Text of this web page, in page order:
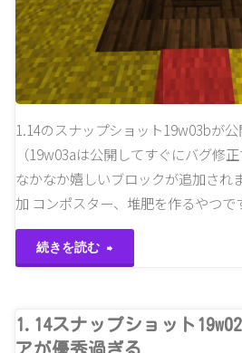
ト
19w04b
村
に
キ
ャ
フ
1.14のスナップショット19w03bが公
（19w03aは公開してすぐにバグ修
なかなか嬉しいブロックが追加され
加 コンポスター、堆肥を作るやつで
続きを読む
ナ
1.14スナップショット
アが優秀過ぎる